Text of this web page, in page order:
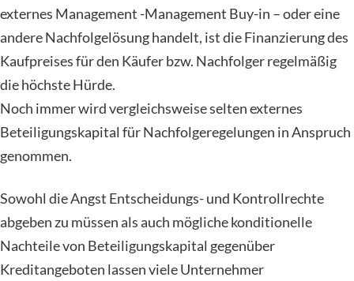
externes Management -Management Buy-in – oder eine
andere Nachfolgelösung handelt, ist die Finanzierung des
Kaufpreises für den Käufer bzw. Nachfolger regelmäßig
die höchste Hürde.
Noch immer wird vergleichsweise selten externes
Beteiligungskapital für Nachfolgeregelungen in Anspruch
genommen.
Sowohl die Angst Entscheidungs- und Kontrollrechte
abgeben zu müssen als auch mögliche konditionelle
Nachteile von Beteiligungskapital gegenüber
Kreditangeboten lassen viele Unternehmer